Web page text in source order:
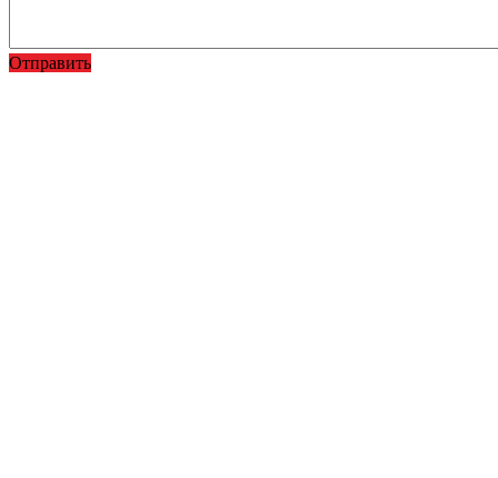
Отправить